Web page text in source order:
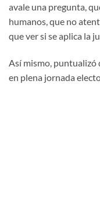
avale una pregunta,
humanos, que no
que ver si se aplica la
Así mismo, puntualizó
en plena jornada